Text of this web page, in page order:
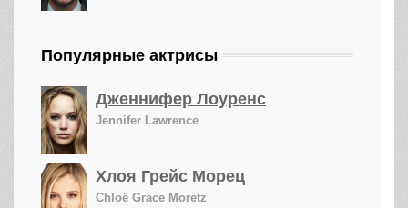
Популярные актрисы
Дженнифер Лоуренс
Jennifer Lawrence
Хлоя Грейс Морец
Chloë Grace Moretz